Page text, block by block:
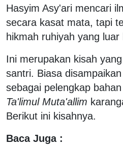
Hasyim Asy'ari mencari
secara kasat mata, tapi
hikmah ruhiyah yang luar
Ini merupakan kisah
santri. Biasa
sebagai pelengkap
Ta'limul Muta'allim
Berikut ini kisahnya.
Baca Juga :